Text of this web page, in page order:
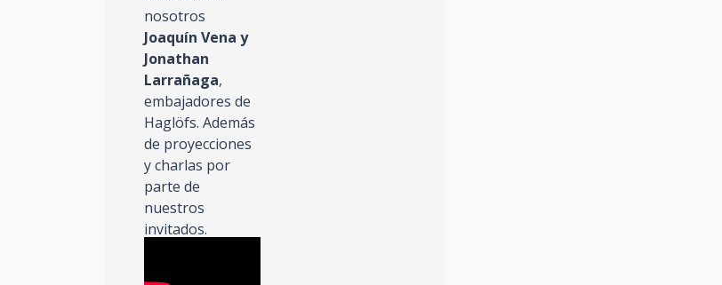
nosotros
Joaquín Vena y
Jonathan
Larrañaga,
embajadores de
Haglöfs. Además
de proyecciones
y charlas por
parte de
nuestros
invitados.